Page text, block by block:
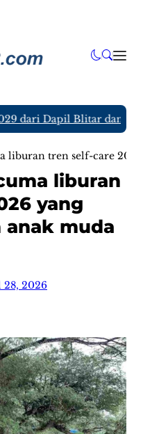
dari Dapil Blitar dan
liburan tren self-care
liburan
yang
anak muda
2026